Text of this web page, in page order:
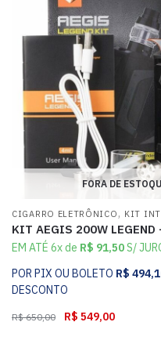
FORA DE
CIGARRO ELETRÔNICO , KIT
KIT AEGIS 200W LEGEND
EM ATÉ 6x de R$ 91,50S/
POR PIX OU BOLETO R$
DESCONTO
R$650,00 R$ 549,00